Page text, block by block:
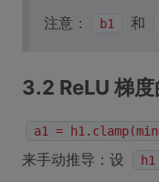
注意： b1 和
3.2 ReLU 梯度
a1 =
来手动推导：设
h1